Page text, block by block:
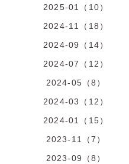
2025-01（10）
2024-11（18）
2024-09（14）
2024-07（12）
2024-05（8）
2024-03（12）
2024-01（15）
2023-11（7）
2023-09（8）